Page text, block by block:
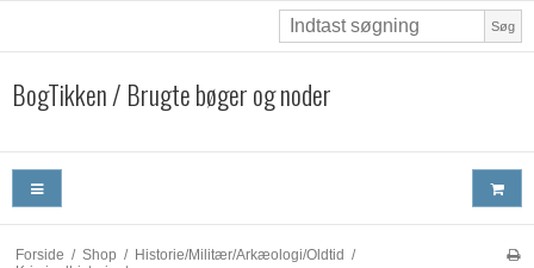
Søg
BogTikken / Brugte bøger og noder
Forside / Shop / Historie/Militær/Arkæologi/Oldtid /